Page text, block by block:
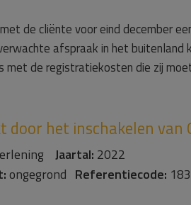
de cliënte voor eind december
afspraak in het buitenland
met de registratiekosten die zij
het inschakelen van
Jaartal: 2022
ongegrond Referentiecode: